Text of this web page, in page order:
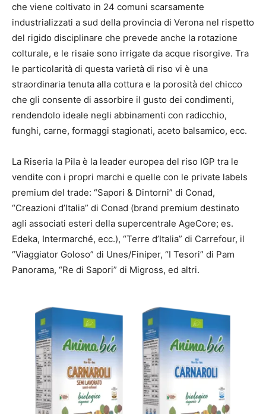
che viene coltivato in 24 comuni scarsamente
industrializzati a sud della provincia di Verona nel rispetto
del rigido disciplinare che prevede anche la rotazione
colturale, e le risaie sono irrigate da acque risorgive. Tra
le particolarità di questa varietà di riso vi è una
straordinaria tenuta alla cottura e la porosità del chicco
che gli consente di assorbire il gusto dei condimenti,
rendendolo ideale negli abbinamenti con radicchio,
funghi, carne, formaggi stagionati, aceto balsamico, ecc.
La Riseria la Pila è la leader europea del riso IGP tra le
vendite con i propri marchi e quelle con le private labels
premium del trade: “Sapori & Dintorni” di Conad,
“Creazioni d’Italia” di Conad (brand premium destinato
agli associati esteri della supercentrale AgeCore; es.
Edeka, Intermarché, ecc.), “Terre d’Italia” di Carrefour, il
“Viaggiator Goloso” di Unes/Finiper, “I Tesori” di Pam
Panorama, “Re di Sapori” di Migross, ed altri.